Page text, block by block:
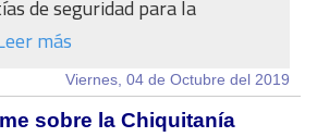
de seguridad para la
más
Viernes, 04 de Octubre del 2019
sobre la Chiquitanía